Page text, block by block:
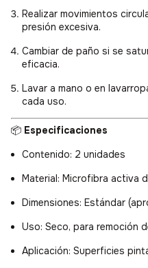
Realizar movimientos
presión excesiva.
Cambiar de paño si se
eficacia.
Lavar a mano o en
cada uso.
📦 Especificaciones
Contenido: 2 unidades
Material: Microfibra activa
Dimensiones: Estándar
Uso: Seco, para remoción
Aplicación: Superficies